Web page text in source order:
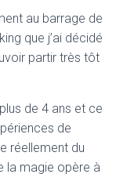
au barrage de
que j’ai décidé
partir très tôt
de 4 ans et ce
de
réellement du
la magie opère à